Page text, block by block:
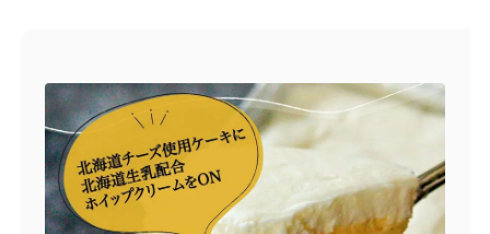
商品一覧